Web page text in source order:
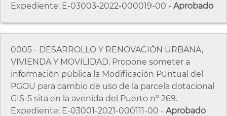
Expediente: E-03003-2022-000019-00 - Aprobado
0005 - DESARROLLO Y RENOVACIÓN URBANA,
VIVIENDA Y MOVILIDAD. Propone someter a
información pública la Modificación Puntual del
PGOU para cambio de uso de la parcela dotacional
GIS-5 sita en la avenida del Puerto nº 269.
Expediente: E-03001-2021-000111-00 - Aprobado